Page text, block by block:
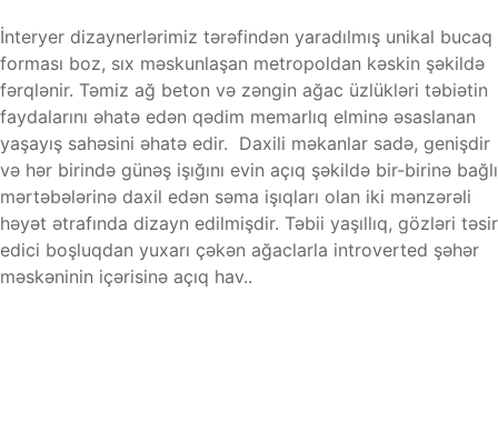
İnteryer dizaynerlərimiz tərəfindən yaradılmış unikal bucaq
forması boz, sıx məskunlaşan metropoldan kəskin şəkildə
fərqlənir. Təmiz ağ beton və zəngin ağac üzlükləri təbiətin
faydalarını əhatə edən qədim memarlıq elminə əsaslanan
yaşayış sahəsini əhatə edir. Daxili məkanlar sadə, genişdir
və hər birində günəş işığını evin açıq şəkildə bir-birinə bağlı
mərtəbələrinə daxil edən səma işıqları olan iki mənzərəli
həyət ətrafında dizayn edilmişdir. Təbii yaşıllıq, gözləri təsir
edici boşluqdan yuxarı çəkən ağaclarla introverted şəhər
məskəninin içərisinə açıq hav..